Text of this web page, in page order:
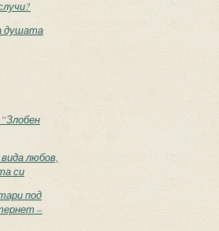
душата
любов,
си
под
–